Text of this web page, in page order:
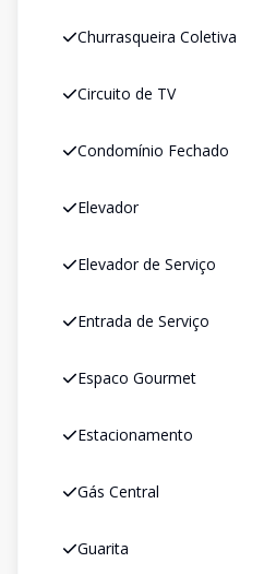
Churrasqueira Coletiva
Circuito de TV
Condomínio Fechado
Elevador
Elevador de Serviço
Entrada de Serviço
Espaco Gourmet
Estacionamento
Gás Central
Guarita